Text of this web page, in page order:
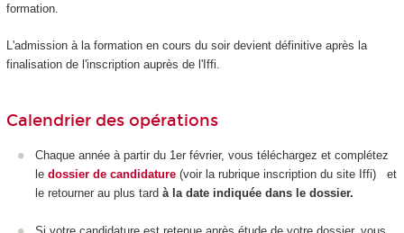
formation.
L'admission à la formation en cours du soir devient définitive après la
finalisation de l'inscription auprès de l'Iffi.
Calendrier des opérations
Chaque année à partir du 1 er février, vous téléchargez et complétez
le dossier de candidature (voir la rubrique inscription du site Iffi) et
le retourner au plus tard à la date indiquée dans le dossier.